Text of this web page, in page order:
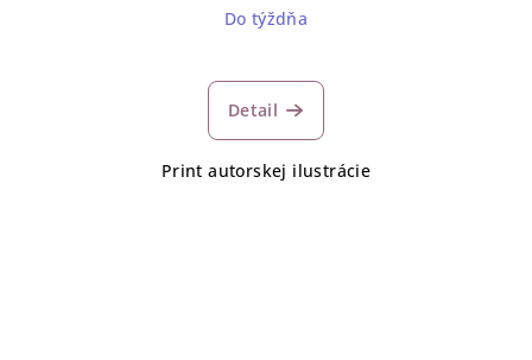
Do týždňa
Detail
Print autorskej ilustrácie